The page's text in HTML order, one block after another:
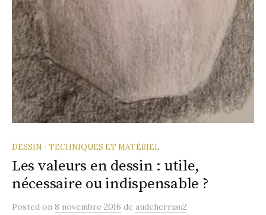
DESSIN - TECHNIQUES ET MATÉRIEL
Les valeurs en dessin : utile,
nécessaire ou indispensable ?
Posted on 8 novembre 2016 de audeherriau2